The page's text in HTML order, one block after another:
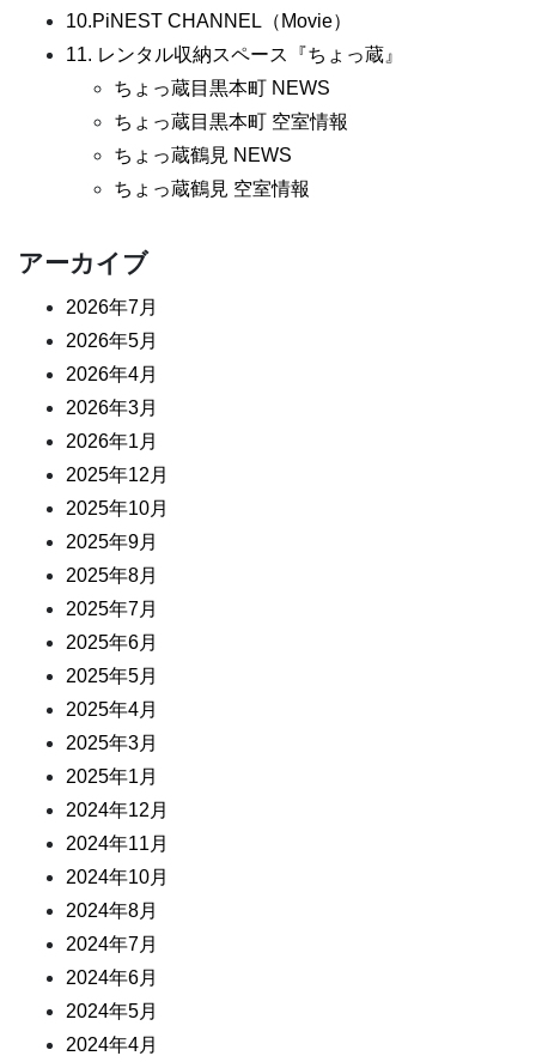
10.PiNEST CHANNEL（Movie）
11. レンタル収納スペース『ちょっ蔵』
ちょっ蔵目黒本町 NEWS
ちょっ蔵目黒本町 空室情報
ちょっ蔵鶴見 NEWS
ちょっ蔵鶴見 空室情報
アーカイブ
2026年7月
2026年5月
2026年4月
2026年3月
2026年1月
2025年12月
2025年10月
2025年9月
2025年8月
2025年7月
2025年6月
2025年5月
2025年4月
2025年3月
2025年1月
2024年12月
2024年11月
2024年10月
2024年8月
2024年7月
2024年6月
2024年5月
2024年4月